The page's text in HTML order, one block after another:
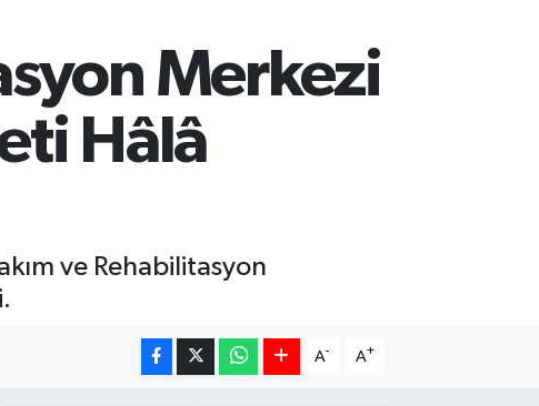
Merkezi
Hâlâ
ve Rehabilitasyon
A- A+